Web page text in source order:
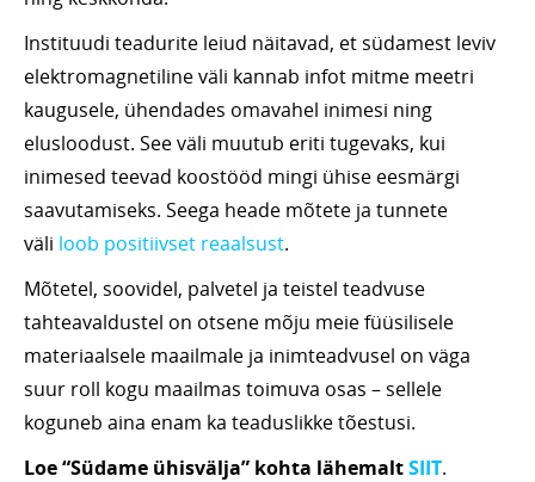
Instituudi teadurite leiud näitavad, et südamest leviv
elektromagnetiline väli kannab infot mitme meetri
kaugusele, ühendades omavahel inimesi ning
elusloodust. See väli muutub eriti tugevaks, kui
inimesed teevad koostööd mingi ühise eesmärgi
saavutamiseks. Seega heade mõtete ja tunnete
väli loob positiivset reaalsust.
Mõtetel, soovidel, palvetel ja teistel teadvuse
tahteavaldustel on otsene mõju meie füüsilisele
materiaalsele maailmale ja inimteadvusel on väga
suur roll kogu maailmas toimuva osas – sellele
koguneb aina enam ka teaduslikke tõestusi.
Loe “Südame ühisvälja” kohta lähemaltSIIT.